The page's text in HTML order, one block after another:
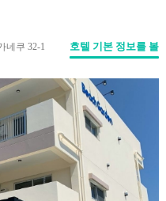
네쿠 32-1
호텔 기본 정보를 볼